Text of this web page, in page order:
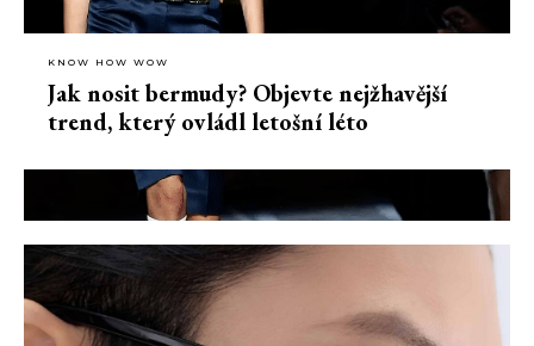
KNOW HOW WOW
Jak nosit bermudy? Objevte nejžhavější
trend, který ovládl letošní léto